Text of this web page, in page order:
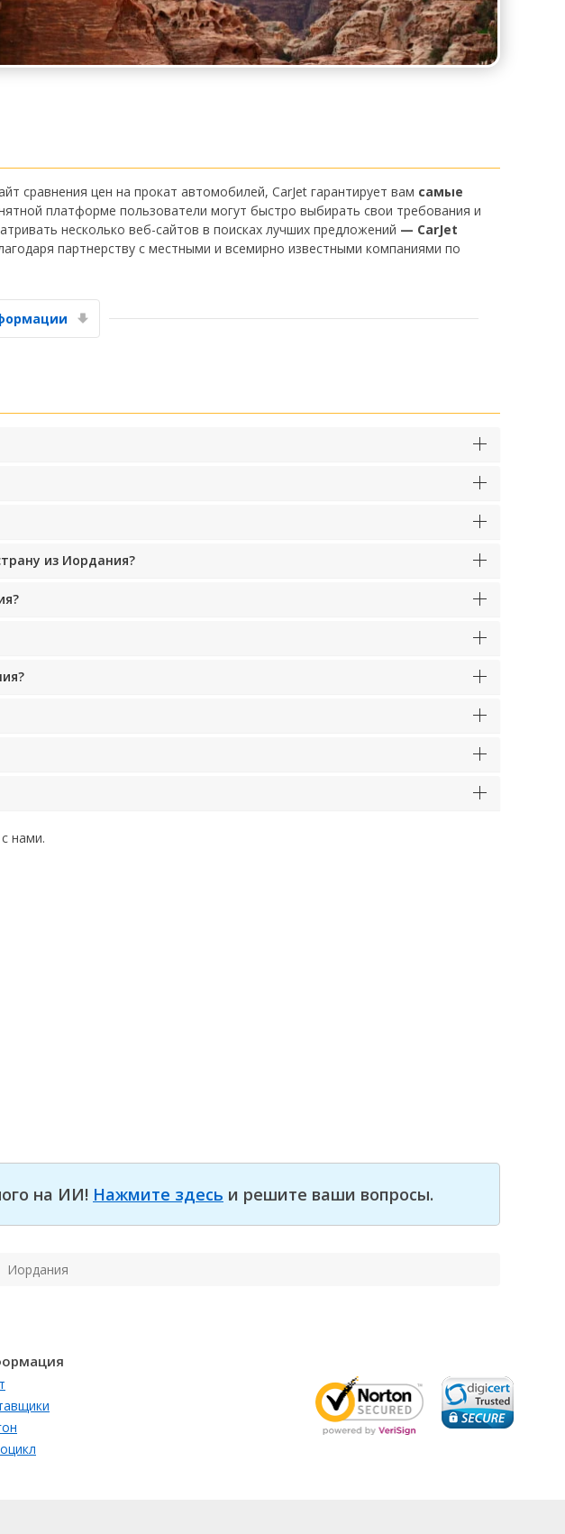
сравнения цен на прокат автомобилей, CarJet гарантирует вам самые
платформе пользователи могут быстро выбирать свои требования и
несколько веб-сайтов в поисках лучших предложений — CarJet
партнерству с местными и всемирно известными компаниями по
из Иордания?
с нами.
на ИИ! Нажмите здесь и решите ваши вопросы.
Иордания